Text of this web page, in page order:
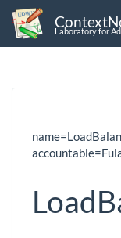
Laboratory for